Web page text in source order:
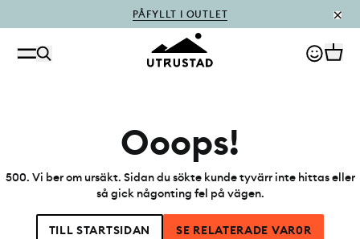
PÅFYLLT I OUTLET
Ooops!
500. Vi ber om ursäkt. Sidan du sökte kunde tyvärr inte hittas eller
så gick någonting fel på vägen.
TILL STARTSIDAN SE RELATERADE VAR0R